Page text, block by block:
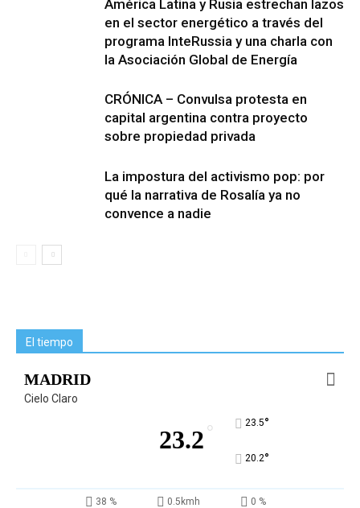
América Latina y Rusia estrechan lazos
en el sector energético a través del
programa InteRussia y una charla con
la Asociación Global de Energía
CRÓNICA – Convulsa protesta en
capital argentina contra proyecto
sobre propiedad privada
La impostura del activismo pop: por
qué la narrativa de Rosalía ya no
convence a nadie
El tiempo
MADRID
Cielo Claro
23.2 ° 23.5°
20.2°
38 % 0.5kmh 0 %